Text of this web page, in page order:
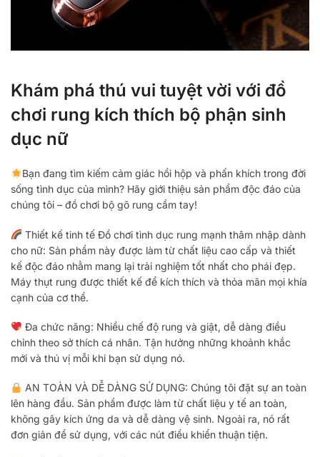
Khám phá thú vui tuyệt vời với đồ
chơi rung kích thích bộ phận sinh
dục nữ
Bạn đang tìm kiếm cảm giác hồi hộp và phấn khích trong đời
sống tình dục của mình? Hãy giới thiệu sản phẩm độc đáo của
chúng tôi – đồ chơi bộ gõ rung cầm tay!
Thiết kế tinh tế Đồ chơi tình dục rung mạnh thâm nhập dành
cho nữ: Sản phẩm này được làm từ chất liệu cao cấp và thiết
kế độc đáo nhằm mang lại trải nghiệm tốt nhất cho phái đẹp.
Máy thụt rung được thiết kế để kích thích và thỏa mãn mọi khía
cạnh của cơ thể.
Đa chức năng: Nhiều chế độ rung và giật, dễ dàng điều
chỉnh theo sở thích cá nhân. Tận hưởng những khoảnh khắc
mới và thú vị mỗi khi bạn sử dụng nó.
AN TOÀN VÀ DỄ DÀNG SỬ DỤNG: Chúng tôi đặt sự an toàn
lên hàng đầu. Sản phẩm được làm từ chất liệu y tế an toàn,
không gây kích ứng da và dễ dàng vệ sinh. Ngoài ra, nó rất
đơn giản để sử dụng, với các nút điều khiển thuận tiện.